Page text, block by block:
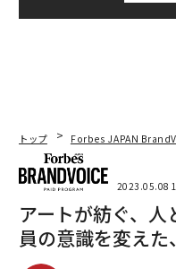
トップ Forbes JAPAN
2023.05.08
アートが紡ぐ、
員の意識を変え